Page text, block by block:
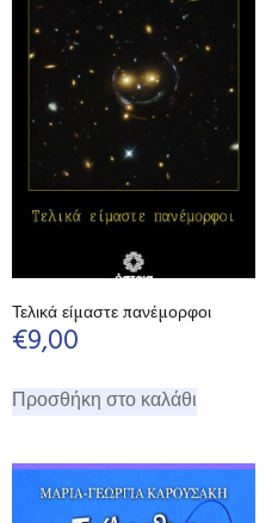
Τελικά είμαστε πανέμορφοι
€9,00
Προσθήκη στο καλάθι